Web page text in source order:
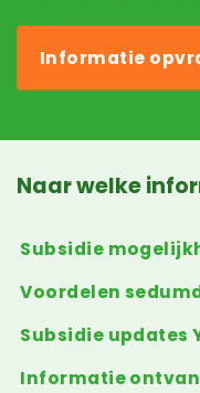
Informatie
Naar welke
Subsidie
Voordelen
Subsidie updates
Informatie